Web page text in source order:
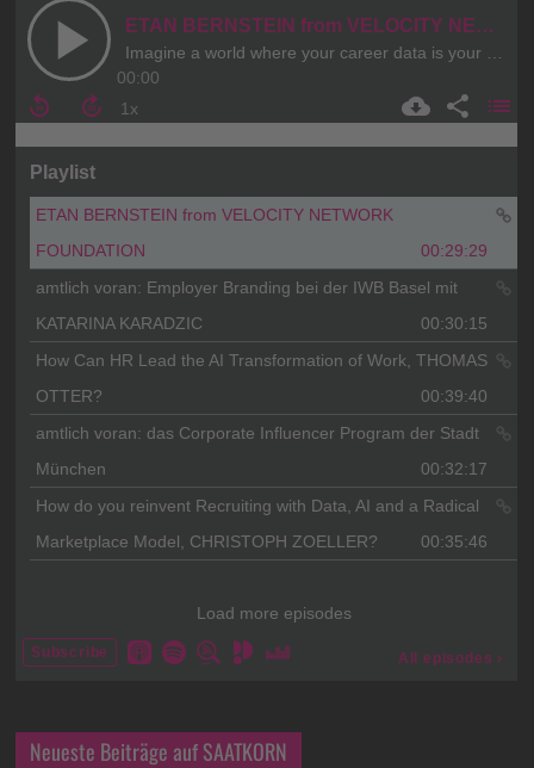
Neueste Beiträge auf SAATKORN